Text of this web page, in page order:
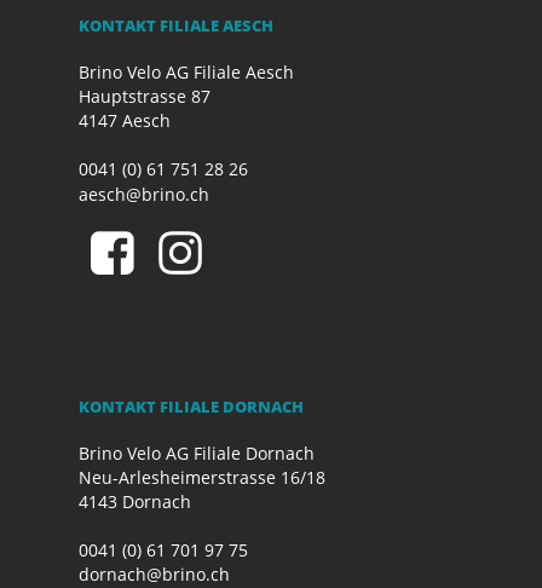
KONTAKT FILIALE AESCH
Brino Velo AG Filiale Aesch
Hauptstrasse 87
4147 Aesch
0041 (0) 61 751 28 26
aesch@brino.ch
KONTAKT FILIALE DORNACH
Brino Velo AG Filiale Dornach
Neu-Arlesheimerstrasse 16/18
4143 Dornach
0041 (0) 61 701 97 75
dornach@brino.ch